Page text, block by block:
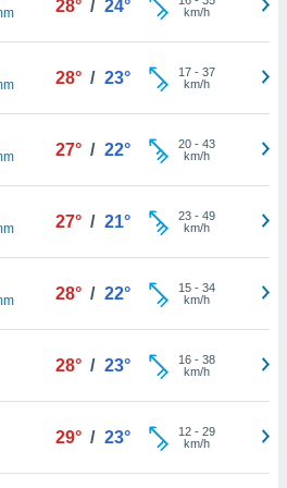
28° / 24°
km/h
28° / 23° 17- 37
km/h
27° / 22° 20- 43
km/h
27° / 21° 23- 49
km/h
28° / 22° 15- 34
km/h
28° / 23° 16- 38
km/h
29° / 23° 12- 29
km/h